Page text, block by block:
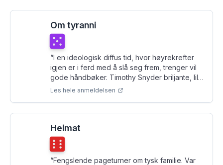
Om tyranni
Terningkast
“I en ideologisk diffus tid, hvor høyrekrefter
igjen er i ferd med å slå seg frem, trenger vil
gode håndbøker. Timothy Snyder briljante, lille
Om tyranni vitner om at klokskap og enkelhet
Les hele anmeldelsen
Heimat
Terningkast
“Fengslende pageturner om tysk familie. Var